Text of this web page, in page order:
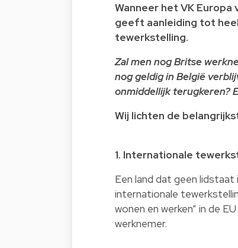
Wanneer het VK
geeft aanleiding tot
tewerkstelling.
Zal men nog Britse
nog geldig in België
onmiddellijk terugkeren?
Wij lichten de
1. Internationale
Een land dat geen lidstaat
internationale
wonen en werken” in de
werknemer.